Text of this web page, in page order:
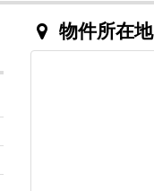
物件所在地